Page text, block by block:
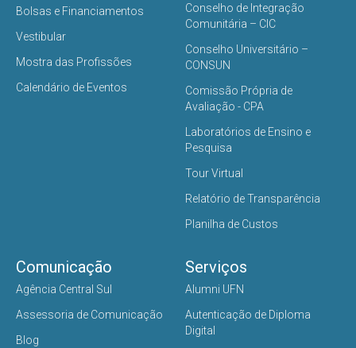
Bolsas e Financiamentos
Vestibular
Mostra das Profissões
Calendário de Eventos
Conselho de Integração
Comunitária – CIC
Conselho Universitário –
CONSUN
Comissão Própria de
Avaliação - CPA
Laboratórios de Ensino e
Pesquisa
Tour Virtual
Relatório de Transparência
Planilha de Custos
Comunicação
Agência Central Sul
Assessoria de Comunicação
Blog
Serviços
Alumni UFN
Autenticação de Diploma
Digital